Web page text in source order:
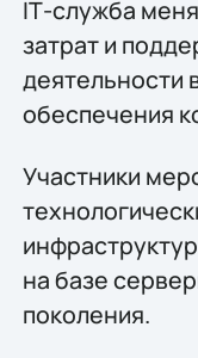
IТ-служба
затрат и
деятельности
обеспечения
Участники
на базе
поколения.